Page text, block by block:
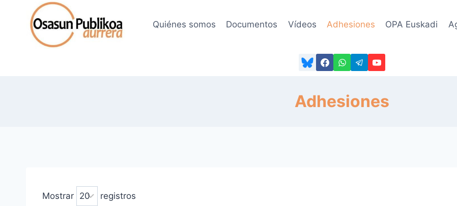
contenido
Quiénes somos Documentos Vídeos Adhesiones OPA Euskadi
Adhesiones
Mostrar registros